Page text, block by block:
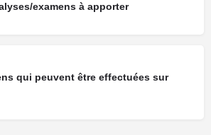
examens à apporter
qui peuvent être effectuées sur